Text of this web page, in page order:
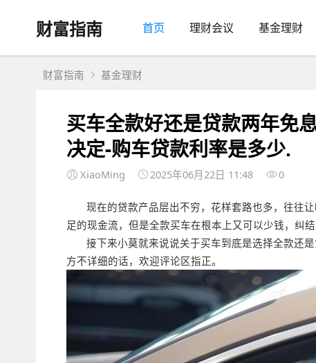
财富指南 首页 理财会议 基金理财
财富指南 基金理财
买车全款好还是贷款两年免
决定-购车贷款利率是多少.
XiaoMing 2025年06月22日 11:48 0
现在的贷款产品层出不穷，花样套路也多，往往
足的现金流，但是全款买车在根本上又可以少钱，纠
接下来小莫就来说说关于买车到底是选择全款还
方不详细的话，欢迎评论区指正。